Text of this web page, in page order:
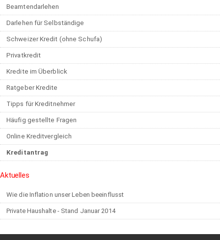
Beamtendarlehen
Darlehen für Selbständige
Schweizer Kredit (ohne Schufa)
Privatkredit
Kredite im Überblick
Ratgeber Kredite
Tipps für Kreditnehmer
Häufig gestellte Fragen
Online Kreditvergleich
Kreditantrag
Aktuelles
Wie die Inflation unser Leben beeinflusst
Private Haushalte - Stand Januar 2014